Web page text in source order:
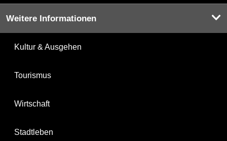
Weitere Informationen
Kultur & Ausgehen
Tourismus
Wirtschaft
Stadtleben